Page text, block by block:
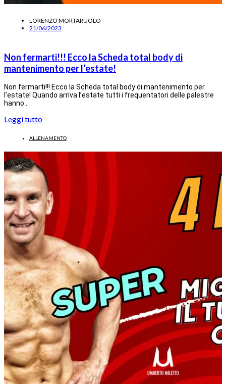
LORENZO MORTARUOLO
21/06/2023
Non fermarti!!! Ecco la Scheda total body di
mantenimento per l’estate!
Non fermarti!!! Ecco la Scheda total body di mantenimento per
l’estate! Quando arriva l’estate tutti i frequentatori delle palestre
hanno…
Leggi tutto
ALLENAMENTO